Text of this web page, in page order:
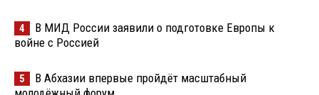
4
В МИД России заявили о подготовке Европы к
войне с Россией
5
В Абхазии впервые пройдёт масштабный